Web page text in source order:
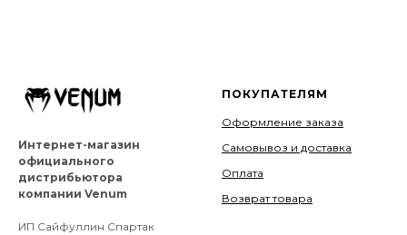
Интернет-магазин
официального
дистрибьютора
компании Venum
ИП Сайфуллин Спартак
ПОКУПАТЕЛЯМ
Оформление заказа
Самовывоз и доставка
Оплата
Возврат товара